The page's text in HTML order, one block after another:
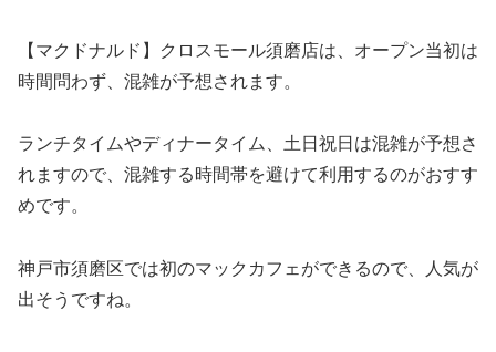
【マクドナルド】クロスモール須磨店は、オープン当初は
時間問わず、混雑が予想されます。
ランチタイムやディナータイム、土日祝日は混雑が予想さ
れますので、混雑する時間帯を避けて利用するのがおすす
めです。
神戸市須磨区では初のマックカフェができるので、人気が
出そうですね。